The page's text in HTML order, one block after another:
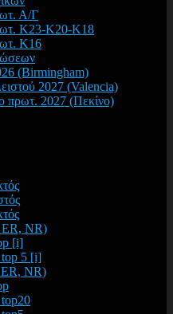
Α/Γ
Κ23-Κ20-Κ18
Κ16
(Birmingham)
2027 (Valencia)
πρωτ. 2027 (Πεκίνο)
ER, NR)
[i]
5 [i]
ER, NR)